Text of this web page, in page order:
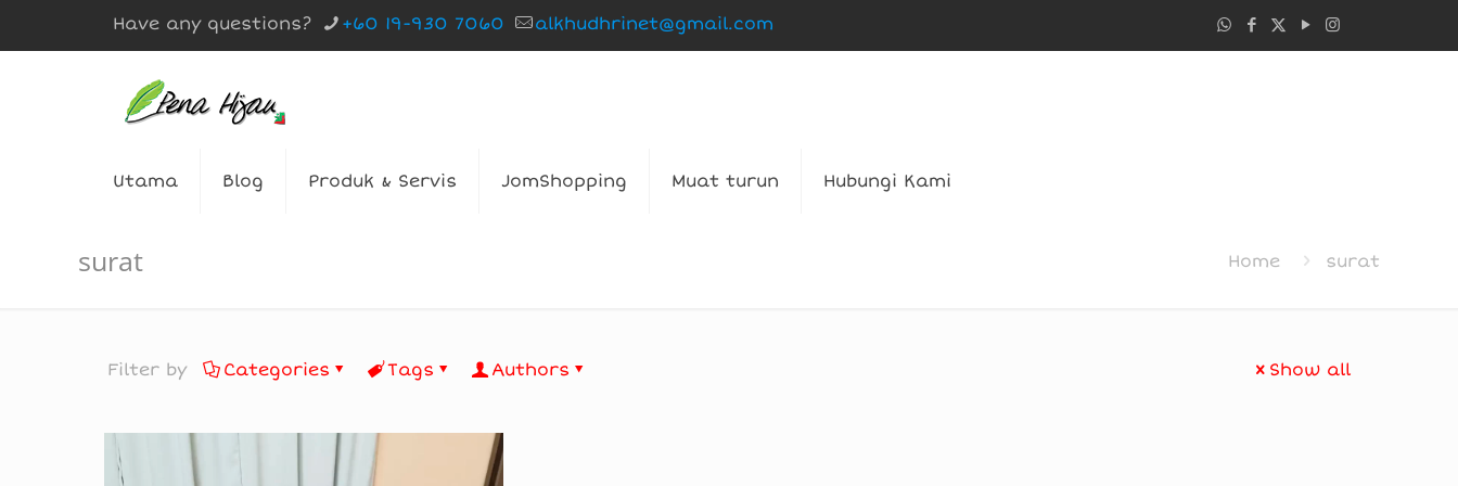
Have any questions? +60 19-930 7060 alkhudhrinet@gmail.com
Utama Blog Produk & Servis JomShopping Muat turun Hubungi Kami
surat Home surat
Filter by Categories Tags Authors Show all